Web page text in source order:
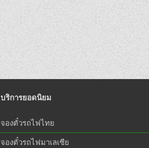
บริการยอดนิยม
จองตั๋วรถไฟไทย
จองตั๋วรถไฟมาเลเซีย